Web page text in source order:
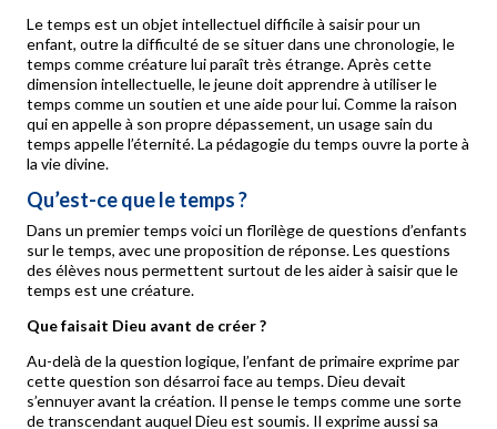
Le temps est un objet intellectuel difficile à saisir pour un
enfant, outre la difficulté de se situer dans une chronologie, le
temps comme créature lui paraît très étrange. Après cette
dimension intellectuelle, le jeune doit apprendre à utiliser le
temps comme un soutien et une aide pour lui. Comme la raison
qui en appelle à son propre dépassement, un usage sain du
temps appelle l’éternité. La pédagogie du temps ouvre la porte à
la vie divine.
Qu’est-ce que le temps ?
Dans un premier temps voici un florilège de questions d’enfants
sur le temps, avec une proposition de réponse. Les questions
des élèves nous permettent surtout de les aider à saisir que le
temps est une créature.
Que faisait Dieu avant de créer ?
Au-delà de la question logique, l’enfant de primaire exprime par
cette question son désarroi face au temps. Dieu devait
s’ennuyer avant la création. Il pense le temps comme une sorte
de transcendant auquel Dieu est soumis. Il exprime aussi sa